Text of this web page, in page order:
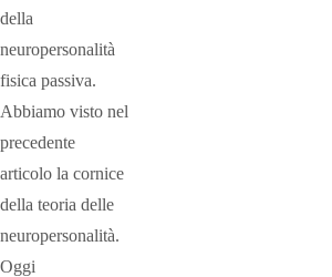
della
neuropersonalità
fisica passiva.
Abbiamo visto nel
precedente
articolo la cornice
della teoria delle
neuropersonalità.
Oggi